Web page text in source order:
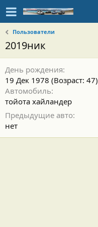
Пользователи
2019ник
День рождения
19 Дек 1978 (Возраст: 47)
Автомобиль
тойота хайландер
Предыдущие авто
нет